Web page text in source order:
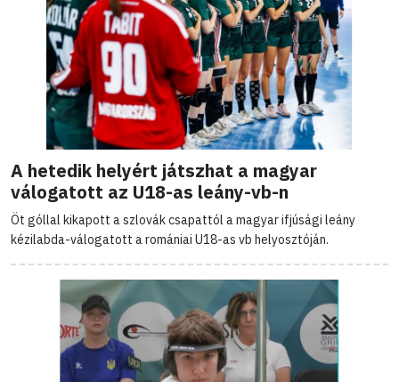
A hetedik helyért játszhat a magyar
válogatott az U18-as leány-vb-n
Öt góllal kikapott a szlovák csapattól a magyar ifjúsági leány
kézilabda-válogatott a romániai U18-as vb helyosztóján.